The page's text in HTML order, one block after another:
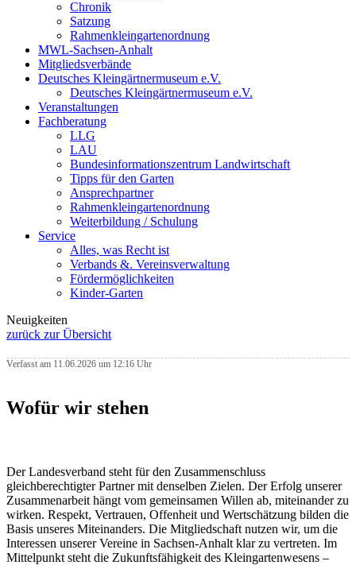
Chronik
Satzung
Rahmenkleingartenordnung
MWL-Sachsen-Anhalt
Mitgliedsverbände
Deutsches Kleingärtnermuseum e.V.
Deutsches Kleingärtnermuseum e.V.
Veranstaltungen
Fachberatung
LLG
LAU
Bundesinformationszentrum Landwirtschaft
Tipps für den Garten
Ansprechpartner
Rahmenkleingartenordnung
Weiterbildung / Schulung
Service
Alles, was Recht ist
Verbands &. Vereinsverwaltung
Fördermöglichkeiten
Kinder-Garten
Neuigkeiten
zurück zur Übersicht
Verfasst am 11.06.2026 um 12:16 Uhr
Wofür wir stehen
Der Landesverband steht für den Zusammenschluss
gleichberechtigter Partner mit denselben Zielen. Der Erfolg unserer
Zusammenarbeit hängt vom gemeinsamen Willen ab, miteinander zu
wirken. Respekt, Vertrauen, Offenheit und Wertschätzung bilden die
Basis unseres Miteinanders. Die Mitgliedschaft nutzen wir, um die
Interessen unserer Vereine in Sachsen-Anhalt klar zu vertreten. Im
Mittelpunkt steht die Zukunftsfähigkeit des Kleingartenwesens –